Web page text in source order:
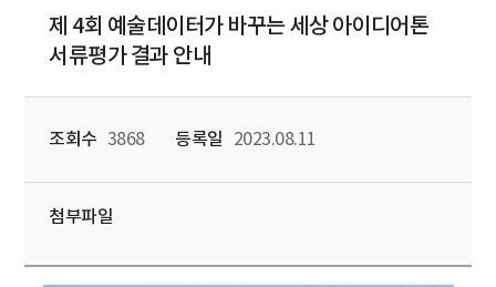
제 4회 예술데이터가 바꾸는 세상 아이디어톤
서류평가 결과 안내
조회수 3868 등록일 2023.08.11
첨부파일